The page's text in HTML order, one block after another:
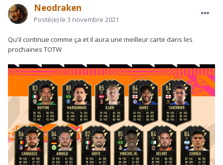
Neodraken
Posté(e) le 3 novembre 2021
Qu'il continue comme ça et il aura une meilleur carte dans les
prochaines TOTW